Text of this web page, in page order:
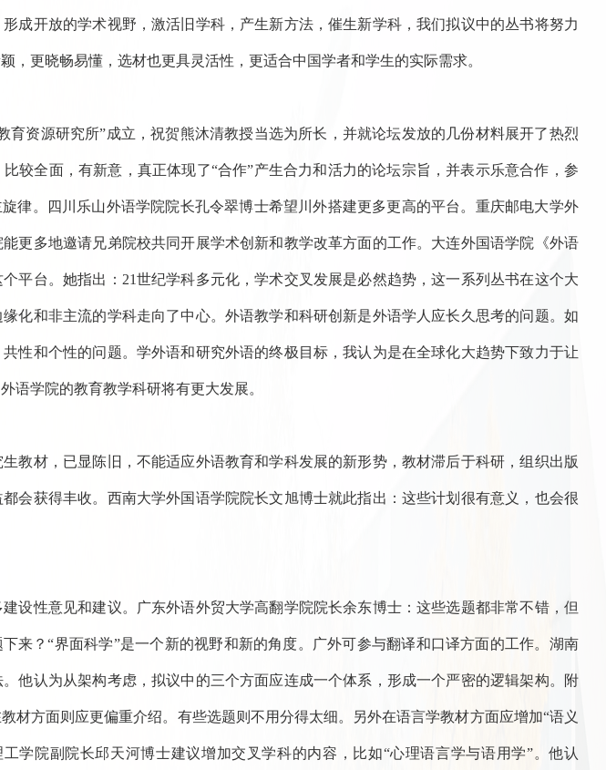
成开放的学术视野，激活旧学科，产生新方法，催生新学科，我们拟议中的丛书将努力
，更晓畅易懂，选材也更具灵活性，更适合中国学者和学生的实际需求。
育资源研究所”成立，祝贺熊沐清教授当选为所长，并就论坛发放的几份材料展开了热烈
较全面，有新意，真正体现了“合作”产生合力和活力的论坛宗旨，并表示乐意合作，参
律。四川乐山外语学院院长孔令翠博士希望川外搭建更多更高的平台。重庆邮电大学外
更多地邀请兄弟院校共同开展学术创新和教学改革方面的工作。大连外国语学院《外语
平台。她指出：21世纪学科多元化，学术交叉发展是必然趋势，这一系列丛书在这个大
化和非主流的学科走向了中心。外语教学和科研创新是外语学人应长久思考的问题。如
性和个性的问题。学外语和研究外语的终极目标，我认为是在全球化大趋势下致力于让
语学院的教育教学科研将有更大发展。
教材，已显陈旧，不能适应外语教育和学科发展的新形势，教材滞后于科研，组织出版
会获得丰收。西南大学外国语学院院长文旭博士就此指出：这些计划很有意义，也会很
设性意见和建议。广东外语外贸大学高翻学院院长余东博士：这些选题都非常不错，但
来？“界面科学”是一个新的视野和新的角度。广外可参与翻译和口译方面的工作。湖南
他认为从架构考虑，拟议中的三个方面应连成一个体系，形成一个严密的逻辑架构。附
材方面则应更偏重介绍。有些选题则不用分得太细。另外在语言学教材方面应增加“语义
学院副院长邱天河博士建议增加交叉学科的内容，比如“心理语言学与语用学”。他认